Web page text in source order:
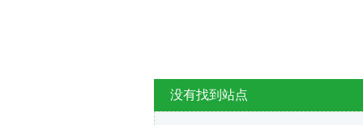
没有找到站点